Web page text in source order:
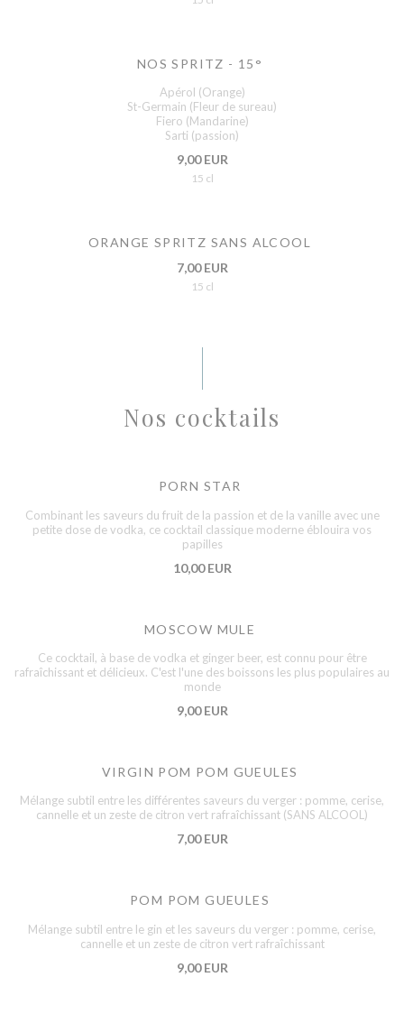
NOS SPRITZ - 15°
Apérol (Orange)
St-Germain (Fleur de sureau)
Fiero (Mandarine)
Sarti (passion)
9,00 EUR
15 cl
ORANGE SPRITZ SANS ALCOOL
7,00 EUR
15 cl
Nos cocktails
PORN STAR
Combinant les saveurs du fruit de la passion et de la vanille avec une
petite dose de vodka, ce cocktail classique moderne éblouira vos
papilles
10,00 EUR
MOSCOW MULE
Ce cocktail, à base de vodka et ginger beer, est connu pour être
rafraîchissant et délicieux. C'est l'une des boissons les plus populaires au
monde
9,00 EUR
VIRGIN POM POM GUEULES
Mélange subtil entre les différentes saveurs du verger : pomme, cerise,
cannelle et un zeste de citron vert rafraîchissant (SANS ALCOOL)
7,00 EUR
POM POM GUEULES
Mélange subtil entre le gin et les saveurs du verger : pomme, cerise,
cannelle et un zeste de citron vert rafraîchissant
9,00 EUR